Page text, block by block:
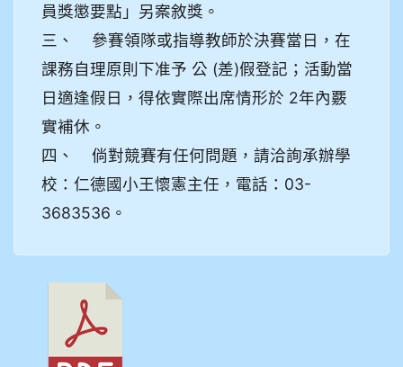
員獎懲要點」另案敘獎。
三、 參賽領隊或指導教師於決賽當日，在
課務自理原則下准予 公 (差)假登記；活動當
日適逢假日，得依實際出席情形於 2年內覈
實補休。
四、 倘對競賽有任何問題，請洽詢承辦學
校：仁德國小王懷憲主任，電話：03-
3683536。